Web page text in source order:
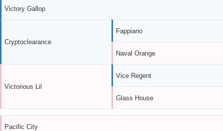
Victory Gallop
Cryptoclearance
Victorious Lil
Fappiano
Naval Orange
Vice Regent
Glass House
Pacific City